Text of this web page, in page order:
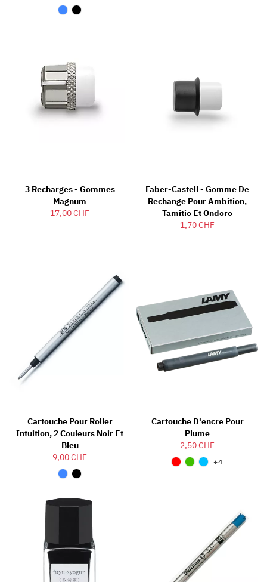
3 Recharges - Gommes
Magnum
17,00 CHF
Faber-Castell - Gomme De
Rechange Pour Ambition,
Tamitio Et Ondoro
1,70 CHF
Cartouche Pour Roller
Intuition, 2 Couleurs Noir Et
Bleu
9,00 CHF
Cartouche D'encre Pour
Plume
2,50 CHF
+4